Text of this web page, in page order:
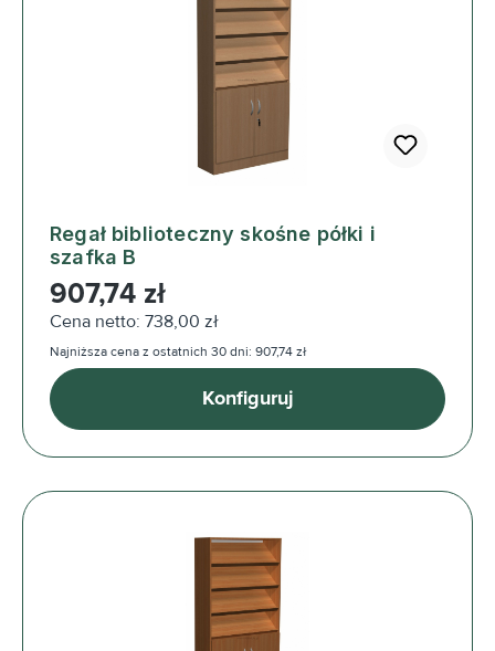
Regał biblioteczny skośne półki i
szafka B
Cena regularna:
907,74 zł
Cena netto: 738,00 zł
Najniższa cena z ostatnich 30 dni: 907,74 zł
Konfiguruj